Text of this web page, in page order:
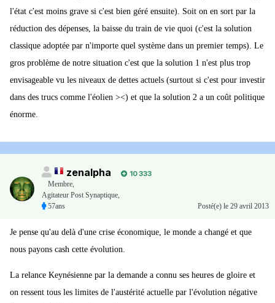
l'état c'est moins grave si c'est bien géré ensuite). Soit on en sort par la
réduction des dépenses, la baisse du train de vie quoi (c'est la solution
classique adoptée par n'importe quel système dans un premier temps). Le
gros problème de notre situation c'est que la solution 1 n'est plus trop
envisageable vu les niveaux de dettes actuels (surtout si c'est pour investir
dans des trucs comme l'éolien ><) et que la solution 2 a un coût politique
énorme.
zenalpha
10 333
Membre,
Agitateur Post Synaptique,
57ans
Posté(e) le 29 avril 2013
Je pense qu'au delà d'une crise économique, le monde a changé et que
nous payons cash cette évolution.
La relance Keynésienne par la demande a connu ses heures de gloire et
on ressent tous les limites de l'austérité actuelle par l'évolution négative